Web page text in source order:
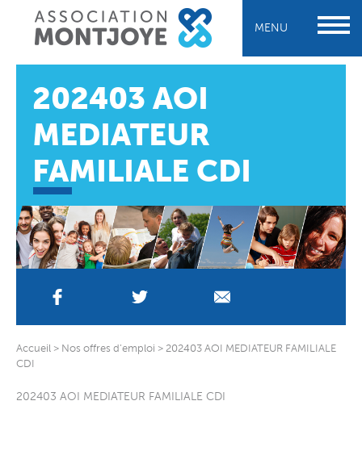
MENU
202403 AOI
MEDIATEUR
FAMILIALE CDI
Accueil > Nos offres d’emploi > 202403 AOI MEDIATEUR FAMILIALE
CDI
202403 AOI MEDIATEUR FAMILIALE CDI